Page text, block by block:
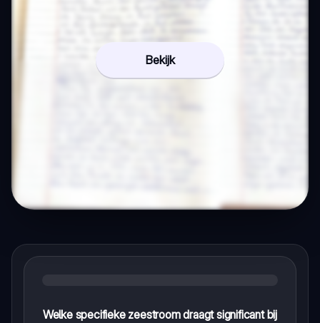
Bekijk
Welke specifieke zeestroom draagt significant bij